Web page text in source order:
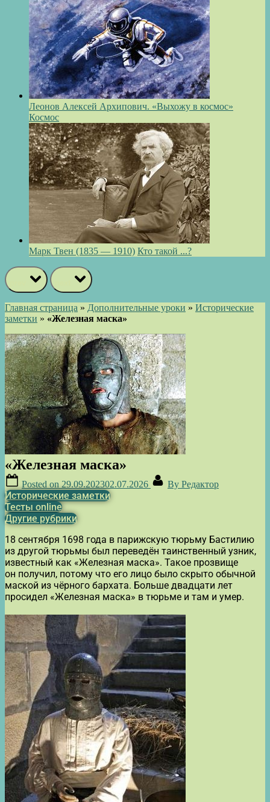
Леонов Алексей Архипович. «Выхожу в космос»
Космос
Марк Твен (1835 — 1910) Кто такой ...?
Главная страница » Дополнительные уроки » Исторические
заметки » «Железная маска»
«Железная маска»
Posted on 29.09.202302.07.2026 By Редактор
Исторические заметки
Тесты online
Другие рубрики
18 сентября 1698 года в парижскую тюрьму Бастилию
из другой тюрьмы был переведён таинственный узник,
известный как «Железная маска». Такое прозвище
он получил, потому что его лицо было скрыто обычной
маской из чёрного бархата. Больше двадцати лет
просидел «Железная маска» в тюрьме и там и умер.